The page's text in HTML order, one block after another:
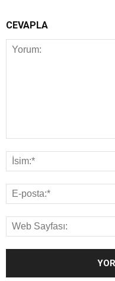
CEVAPLA